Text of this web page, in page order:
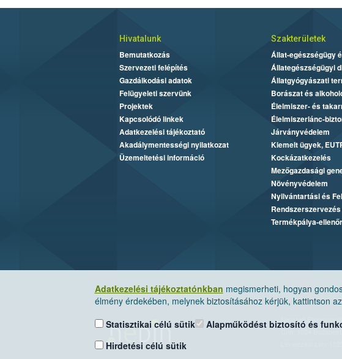
Adatkezelési tájékoztatónkban megismerheti, hogyan
élmény érdekében, melynek biztosításához kérjük, kattintson
Statisztikai célú sütik
Hirdetési célú sütik
Alapműködést biztosító és
Hivatalunk
Bemutatkozás
Szervezeti felépítés
Gazdálkodási adatok
Felügyeleti szervünk
Projektek
Kapcsolódó linkek
Adatkezelési tájékoztató
Akadálymentességi nyilatkozat
Üzemeltetési információ
Szakterületek
Állat-egészségügy
Állategészségügyi
Állatgyógyászati
Borászat és
Élelmiszer- és
Élelmiszerlánc-
Járványvédelem
Kiemelt ügyek,
Kockázatkezelés
Mezőgazdasági
Növényvédelem
Nyilvántartási és
Termékpálya-
Nemzeti